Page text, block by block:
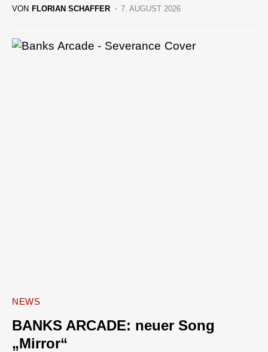
VON FLORIAN SCHAFFER 7. AUGUST 2026
NEWS
BANKS ARCADE: neuer Song
„Mirror“